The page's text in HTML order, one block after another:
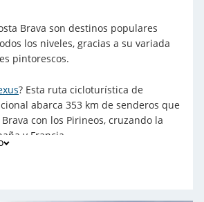
Brava son destinos populares
los niveles, gracias a su variada
pintorescos.
? Esta ruta cicloturística de
abarca 353 km de senderos que
con los Pirineos, cruzando la
y Francia.